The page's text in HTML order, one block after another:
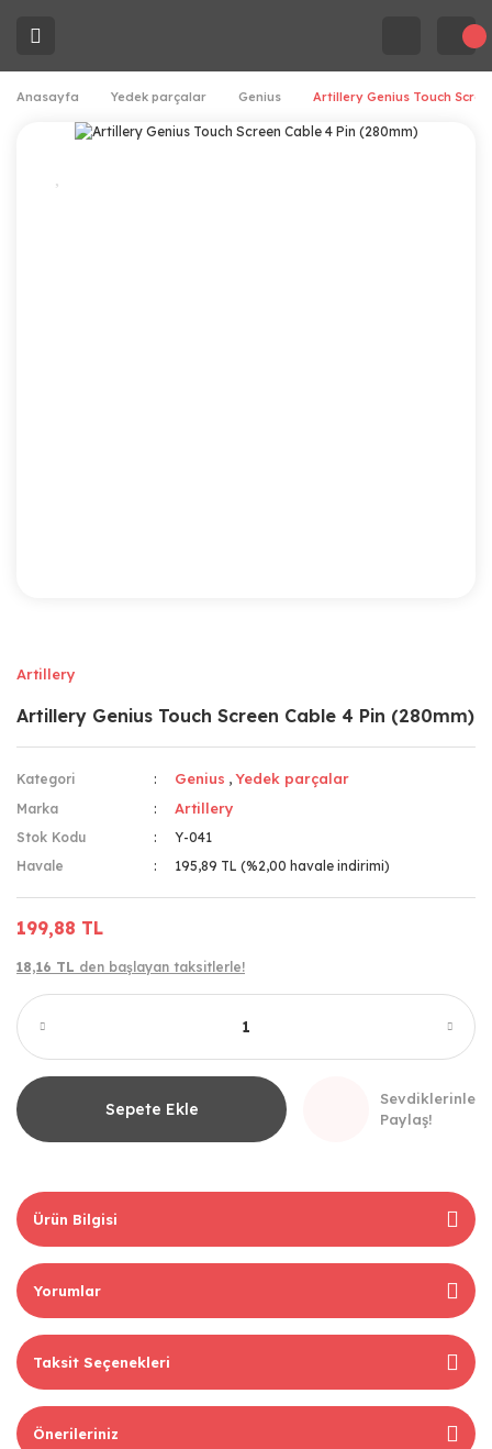
Anasayfa Yedek parçalar Genius Artillery Genius Touch
Artillery
Artillery Genius Touch Screen Cable 4 Pin (280mm)
Kategori Genius ,Yedek parçalar
Marka Artillery
Stok Kodu
Y-041
Havale
195,89 TL (%2,00 havale indirimi)
199,88 TL
18,16 TL den başlayan taksitlerle!
Sepete Ekle
Sevdiklerinle
Paylaş!
Ürün Bilgisi
Yorumlar
Taksit Seçenekleri
Önerileriniz